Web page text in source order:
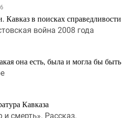
Кавказ в поисках справедливости
война 2008 года
она есть, была и могла бы быть
Кавказа
и смерть». Рассказ.